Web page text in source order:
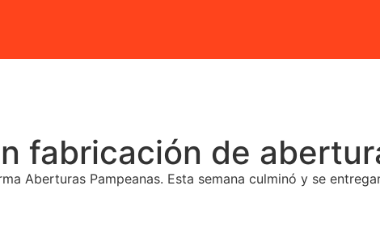
fabricación de
Aberturas Pampeanas. Esta semana culminó y se